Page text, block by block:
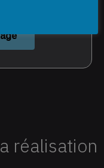
réalisation